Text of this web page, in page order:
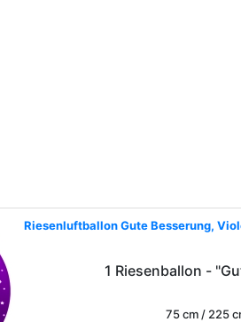
Riesenluftballon Gute Besserung,
1 Riesenballon -
75 cm / 225